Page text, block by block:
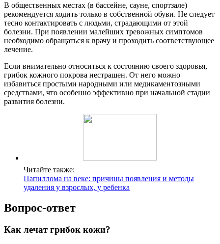
В общественных местах (в бассейне, сауне, спортзале)
рекомендуется ходить только в собственной обуви. Не следует
тесно контактировать с людьми, страдающими от этой
болезни. При появлении малейших тревожных симптомов
необходимо обращаться к врачу и проходить соответствующее
лечение.
Если внимательно относиться к состоянию своего здоровья,
грибок кожного покрова нестрашен. От него можно
избавиться простыми народными или медикаментозными
средствами, что особенно эффективно при начальной стадии
развития болезни.
Читайте также:
Папиллома на веке: причины появления и методы
удаления у взрослых, у ребенка
Вопрос-ответ
Как лечат грибок кожи?